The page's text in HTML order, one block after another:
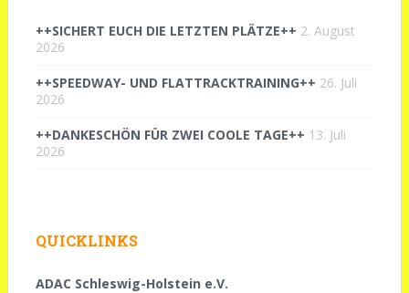
++SICHERT EUCH DIE LETZTEN PLÄTZE++ 2. August
2026
++SPEEDWAY- UND FLATTRACKTRAINING++ 26. Juli
2026
++DANKESCHÖN FÜR ZWEI COOLE TAGE++ 13. Juli
2026
QUICKLINKS
ADAC Schleswig-Holstein e.V.